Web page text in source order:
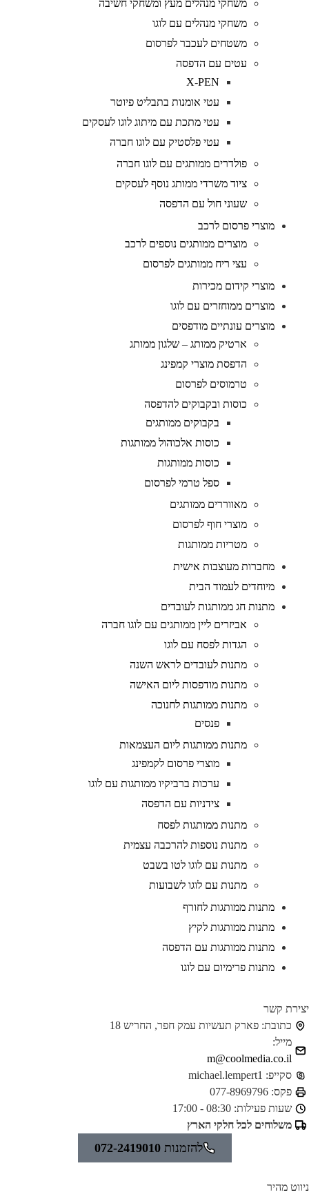
משחקי מנהלים מעץ ומשחקי חשיבה
משחקי מנהלים עם לוגו
משטחים לעכבר לפרסום
עטים עם הדפסה
X-PEN
עטי אומנות בתבליט פיוטר
עטי מתכת עם מיתוג לוגו לעסקים
עטי פלסטיק עם לוגו חברה
פולדרים ממותגים עם לוגו חברה
ציוד משרדי ממותג נוסף לעסקים
שעוני חול עם הדפסה
מוצרי פרסום לרכב
מוצרים ממותגים נוספים לרכב
עצי ריח ממותגים לפרסום
מוצרי קידום מכירות
מוצרים ממוחזרים עם לוגו
מוצרים עונתיים מודפסים
ארטיק ממותג – שלגון ממותג
הדפסת מוצרי קמפינג
טרמוסים לפרסום
כוסות ובקבוקים להדפסה
בקבוקים ממותגים
כוסות אלכוהול ממותגות
כוסות ממותגות
ספל טרמי לפרסום
מאווררים ממותגים
מוצרי חוף לפרסום
מטריות ממותגות
מחברות מעוצבות אישית
מיוחדים לעמוד הבית
מתנות חג ממותגות לעובדים
אביזרים ליין ממותגים עם לוגו חברה
הגדות לפסח עם לוגו
מתנות לעובדים לראש השנה
מתנות מודפסות ליום האישה
מתנות ממותגות לחנוכה
פנסים
מתנות ממותגות ליום העצמאות
מוצרי פרסום לקמפינג
ערכות ברביקיו ממותגות עם לוגו
צידניות עם הדפסה
מתנות ממותגות לפסח
מתנות נוספות להרכבה עצמית
מתנות עם לוגו לטו בשבט
מתנות עם לוגו לשבועות
מתנות ממותגות לחורף
מתנות ממותגות לקיץ
מתנות ממותגות עם הדפסה
מתנות פרימיום עם לוגו
קשר
כתובת:פארק תעשיות עמק חפר, החריש 18
מייל:
m@coolmedia.co.il
סקייפ:michael.lempert1
פקס:077-8969796
שעות פעילות:08:30 - 17:00
משלוחים לכל חלקי הארץ
להזמנות072-2419010
מהיר